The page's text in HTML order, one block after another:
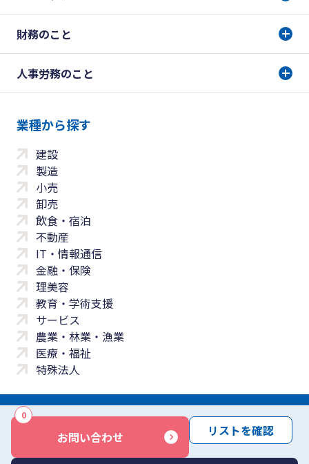
お問い合わせ
0
リストを確認
財務のこと
人事労務のこと
業種から探す
建設
製造
小売
卸売
飲食・宿泊
不動産
IT・情報通信
金融・保険
理美容
教育・学術支援
サービス
農業・林業・漁業
医療・福祉
特殊法人
サイトマップ 免責事項 サービス利用規約
商標について反社会勢力に対する基本方針 お問い合わせ